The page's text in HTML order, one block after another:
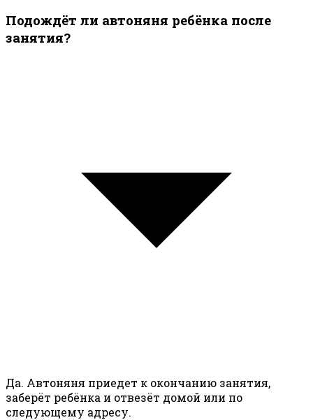
Подождёт ли автоняня ребёнка после
занятия?
Да. Автоняня приедет к окончанию занятия,
заберёт ребёнка и отвезёт домой или по
следующему адресу.